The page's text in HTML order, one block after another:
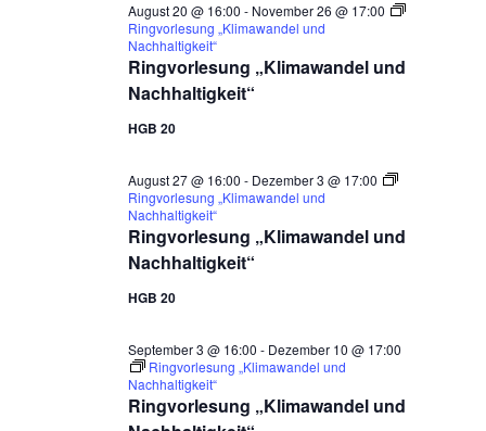
Ringvorlesung „Klimawandel und
Nachhaltigkeit“
August 20 @ 16:00 - November 26 @ 17:00
Ringvorlesung „Klimawandel und
Nachhaltigkeit“
HGB 20
Ringvorlesung „Klimawandel und
Nachhaltigkeit“
August 27 @ 16:00 - Dezember 3 @ 17:00
Ringvorlesung „Klimawandel und
Nachhaltigkeit“
HGB 20
Ringvorlesung „Klimawandel und
September 3 @ 16:00 - Dezember 10 @ 17:00
Ringvorlesung „Klimawandel und
Nachhaltigkeit“